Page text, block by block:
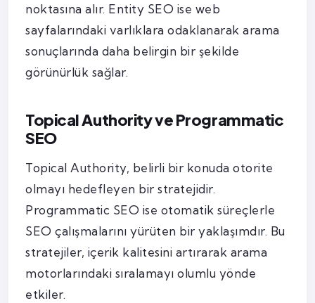
noktasına alır. Entity SEO ise web
sayfalarındaki varlıklara odaklanarak arama
sonuçlarında daha belirgin bir şekilde
görünürlük sağlar.
Topical Authority ve Programmatic
SEO
Topical Authority, belirli bir konuda otorite
olmayı hedefleyen bir stratejidir.
Programmatic SEO ise otomatik süreçlerle
SEO çalışmalarını yürüten bir yaklaşımdır. Bu
stratejiler, içerik kalitesini artırarak arama
motorlarındaki sıralamayı olumlu yönde
etkiler.